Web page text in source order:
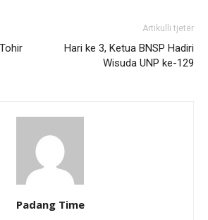
Artikulli tjetër
Hari ke 3, Ketua BNSP Hadiri
Wisuda UNP ke-129
Padang Time